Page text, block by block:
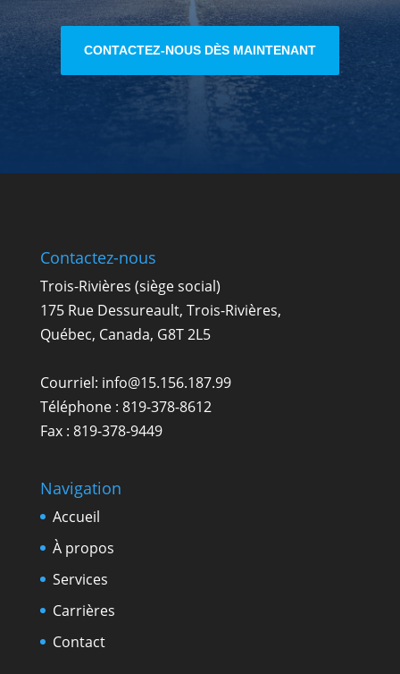
CONTACTEZ-NOUS DÈS MAINTENANT
Contactez-nous
Trois-Rivières (siège social)
175 Rue Dessureault, Trois-Rivières,
Québec, Canada, G8T 2L5
Courriel: info@15.156.187.99
Téléphone : 819-378-8612
Fax : 819-378-9449
Navigation
Accueil
À propos
Services
Carrières
Contact